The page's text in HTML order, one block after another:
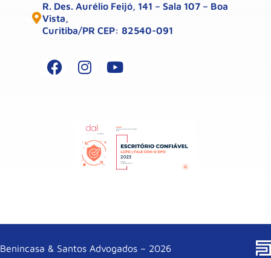
R. Des. Aurélio Feijó, 141 – Sala 107 – Boa
Vista,
Curitiba/PR CEP: 82540-091
Benincasa & Santos Advogados – 2026